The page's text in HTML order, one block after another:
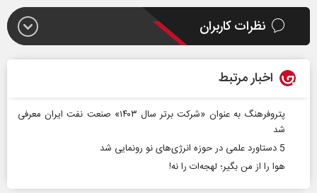
نظرات کاربران
اخبار مرتبط
پتروفرهنگ به عنوان «شرکت برتر سال ۱۴۰۳» صنعت نفت ایران معرفی
شد
5 دستاورد علمی در حوزه انرژی‌های نو رونمایی شد
هوا را از من بگیر؛ لهجه‌ات را نه!